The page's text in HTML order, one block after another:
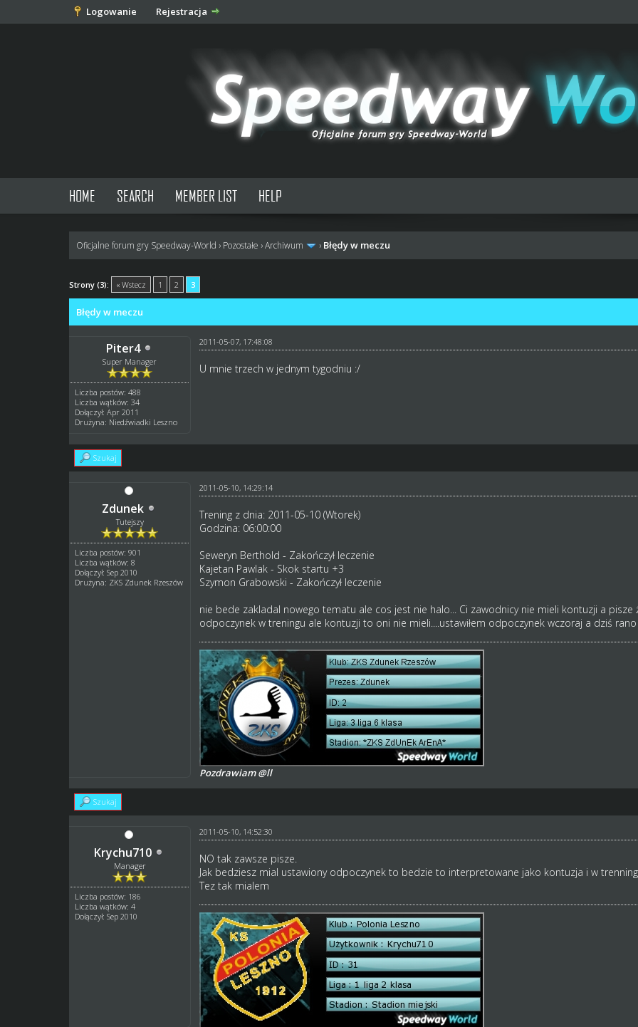
Logowanie Rejestracja
HOME SEARCH MEMBER LIST HELP
Oficjalne forum gry Speedway-World › Pozostałe ›Archiwum › Błędy w meczu
Strony (3): « Wstecz 1 2 3
głosów - średnia: 0
Błędy w meczu
Piter4
Super Manager
Liczba postów: 488
Liczba wątków: 34
Dołączył: Apr 2011
Drużyna: Niedźwiadki Leszno
2011-05-07, 17:48:08
U mnie trzech w jednym tygodniu :/
Szukaj
Zdunek
Tutejszy
Liczba postów: 901
Liczba wątków: 8
Dołączył: Sep 2010
Drużyna: ZKS Zdunek Rzeszów
2011-05-10, 14:29:14
Trening z dnia: 2011-05-10 (Wtorek)
Godzina: 06:00:00
Seweryn Berthold - Zakończył leczenie
Kajetan Pawlak - Skok startu +3
Szymon Grabowski - Zakończył leczenie
nie bede zakladal nowego tematu ale cos jest nie halo... Ci zawodnicy nie mieli kontuzji a pisze
odpoczynek w treningu ale kontuzji to oni nie mieli....ustawiłem odpoczynek wczoraj a dziś
Pozdrawiam @ll
Szukaj
Krychu710
Manager
Liczba postów: 186
Liczba wątków: 4
Dołączył: Sep 2010
2011-05-10, 14:52:30
NO tak zawsze pisze.
Jak bedziesz mial ustawiony odpoczynek to bedzie to interpretowane jako kontuzja i w
Tez tak mialem